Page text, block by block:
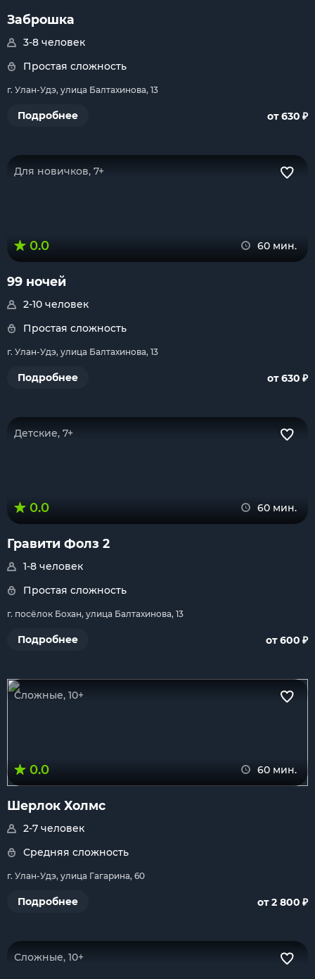
Заброшка
3-8 человек
Простая сложность
г. Улан-Удэ, улица Балтахинова, 13
Подробнее от 630 ₽
Для новичков, 7+
0.0 60 мин.
99 ночей
2-10 человек
Простая сложность
г. Улан-Удэ, улица Балтахинова, 13
Подробнее от 630 ₽
Детские, 7+
0.0 60 мин.
Гравити Фолз 2
1-8 человек
Простая сложность
г. посёлок Бохан, улица Балтахинова, 13
Подробнее от 600 ₽
Сложные, 10+
0.0 60 мин.
Шерлок Холмс
2-7 человек
Средняя сложность
г. Улан-Удэ, улица Гагарина, 60
Подробнее от 2 800 ₽
Сложные, 10+